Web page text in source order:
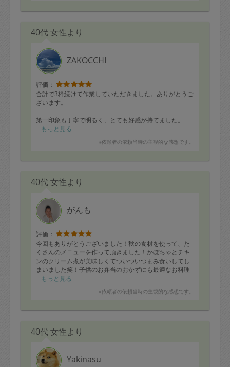
洗面所は掃除は優先順位が低めとお伝えしていました
しかったです。
家中が散らかり放題で
気力もなくなるような日々を過ごしていましたが、1日で
目の前が明るくなりました。
タスカジさんでのお仕事は
始められて間もないとのことでしたが、
2枠目から慣れて一気にスピードアップされて
た。
こだわりがあって仕上げは自分でしたい方やどうしよう
とにかく来客前などにパッと見てきれいに片付けてほし
本当に感謝しています。
ありがとうございました！
40代 女性より
ZAKOCCHI
評価：
合計で3枠続けて作業していただきました。ありがとうご
ざいます。
第一印象も丁寧で明るく、とても好感が持てました。
ウォークインクローゼットを徹底的に整理整頓＆衣替え
私自身が色々こだわりのある性格のため、少し一緒に作
スタイリストさんなだけあり、
ました。
家族構成も似ていたため、色々と共感しながら作業を進
めていただき、すっかり片付きました！
整理収納の資格などはお持ちではありませんが、
今まで整理収納をしてくださったタスカジさんの中で私
にはとても相性の良い方でした。
ありがとうございました。
もっと見る
※依頼者の依頼当時の主観的な感想です。
40代 女性より
がんも
評価：
今回もありがとうございました！秋の食材を使って、た
くさんのメニューを作って頂きました！かぼちゃとチキ
ンのクリーム煮が美味しくてついついつまみ食いしてし
まいました笑！子供のお弁当のおかずにも最適なお料理
ばかりでいつも助かっています！また次回もどうぞよろ
もっと見る
※依頼者の依頼当時の主観的な感想です。
40代 女性より
Yakinasu